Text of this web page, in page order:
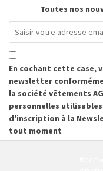
Toutes nos
En cochant cette case,
newsletter
la société vêtements
personnelles
d'inscription à la
tout moment